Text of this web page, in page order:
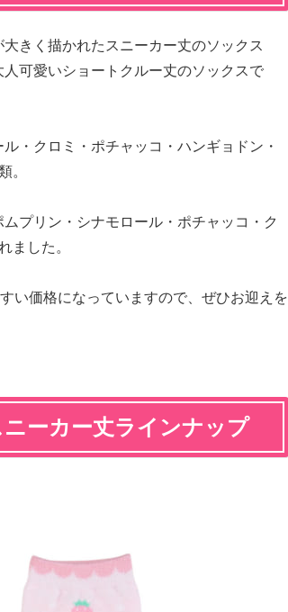
大きく描かれたスニーカー丈のソックス
可愛いショートクルー丈のソックスで
・クロミ・ポチャッコ・ハンギョドン・
。
プリン・シナモロール・ポチャッコ・ク
ました。
い価格になっていますので、ぜひお迎えを
ニーカー丈ラインナップ